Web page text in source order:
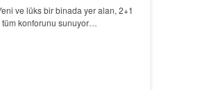
ve lüks bir binada yer alan, 2+1
tüm konforunu sunuyor…